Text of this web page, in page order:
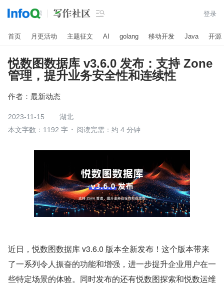
 登录
首页 月更活动 主题征文 AI golang 移动开发 Java 开源
悦数图数据库 v3.6.0 发布：支持 Zone
管理，提升业务安全性和连续性
作者： 最新动态
2023-11-15
湖北
本文字数：1192 字
阅读完需：约 4 分钟
近日，悦数图数据库 v3.6.0 版本全新发布！这个版本带来
了一系列令人振奋的功能和增强，进一步提升企业用户在一
些特定场景的体验。同时发布的还有悦数图探索和悦数运维